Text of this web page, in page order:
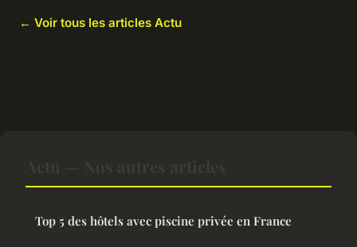
← Voir tous les articles Actu
Top 5 des hôtels avec piscine privée en France